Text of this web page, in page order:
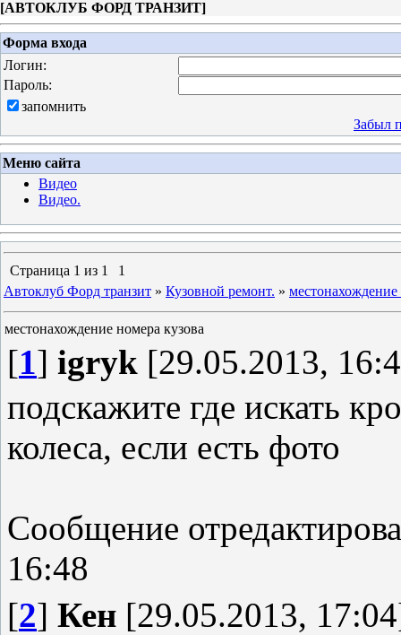
[АВТОКЛУБ ФОРД ТРАНЗИТ]
Форма входа
Логин:
Пароль:
запомнить
Забыл
Меню сайта
Видео
Видео.
Страница 1 из 1
1
Автоклуб Форд транзит » Кузовной ремонт. » местонахождение
местонахождение номера кузова
[1] igryk [29.05.2013,
подскажите где искать
колеса, если есть фото
Сообщение
16:48
[2] Кен [29.05.2013,